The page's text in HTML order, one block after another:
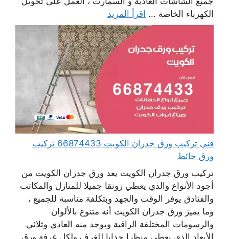
الكهرباء الخاصة ... اقرأ المزيد
فني تركيب ورق جدران الكويت 66874433 تركيب
ورق حائط
تركيب ورق جدران الكويت يعد ورق جدران الكويت من
أجود الأنواع والذي يعطي رونقا جميلا للمنازل والمكاتب
والفنادق يوفر الوقت والجهد وبتكلفة مناسبة للجميع ،
وما يميز ورق جدران الكويت أنه متنوع بالألوان
والرسومات المختلفة الراقية ويوجد منه العادي وثلاثي